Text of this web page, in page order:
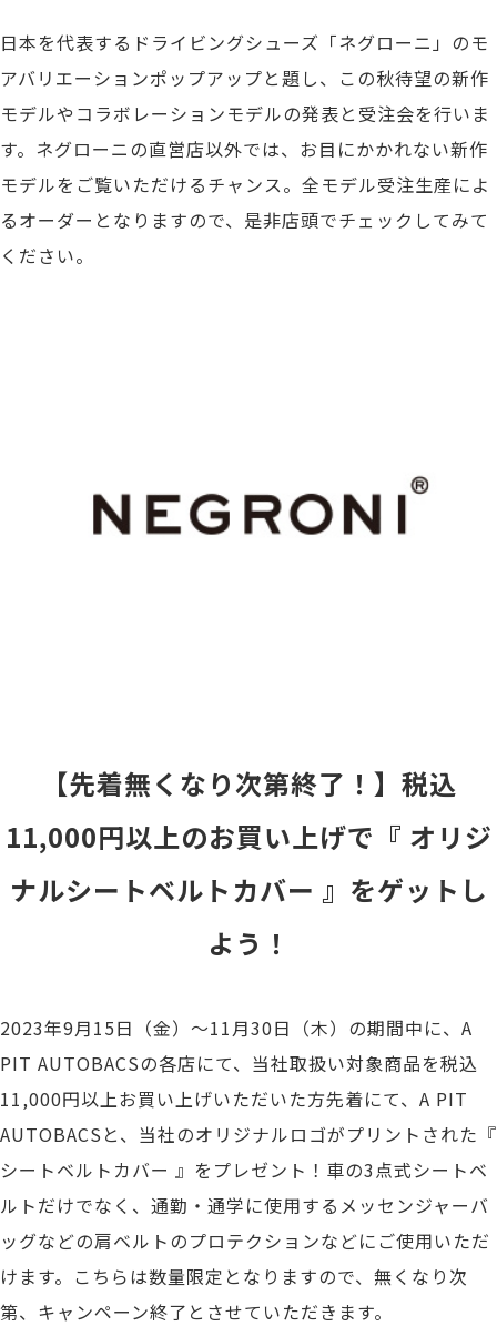
日本を代表するドライビングシューズ「ネグローニ」のモ
アバリエーションポップアップと題し、この秋待望の新作
モデルやコラボレーションモデルの発表と受注会を行いま
す。ネグローニの直営店以外では、お目にかかれない新作
モデルをご覧いただけるチャンス。全モデル受注生産によ
るオーダーとなりますので、是非店頭でチェックしてみて
ください。
【先着無くなり次第終了！】税込
11,000円以上のお買い上げで『 オリジ
ナルシートベルトカバー 』をゲットし
よう！
2023年9月15日（金）～11月30日（木）の期間中に、A
PIT AUTOBACSの各店にて、当社取扱い対象商品を税込
11,000円以上お買い上げいただいた方先着にて、A PIT
AUTOBACSと、当社のオリジナルロゴがプリントされた『
シートベルトカバー 』をプレゼント！車の3点式シートベ
ルトだけでなく、通勤・通学に使用するメッセンジャーバ
ッグなどの肩ベルトのプロテクションなどにご使用いただ
けます。こちらは数量限定となりますので、無くなり次
第、キャンペーン終了とさせていただきます。